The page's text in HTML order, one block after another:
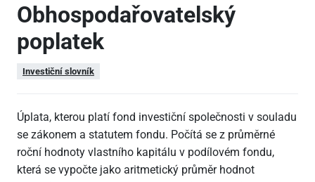
Obhospodařovatelský
poplatek
Investiční slovník
Úplata, kterou platí fond investiční společnosti v souladu
se zákonem a statutem fondu. Počítá se z průměrné
roční hodnoty vlastního kapitálu v podílovém fondu,
která se vypočte jako aritmetický průměr hodnot